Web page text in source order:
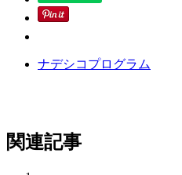
ナデシコプログラム
関連記事